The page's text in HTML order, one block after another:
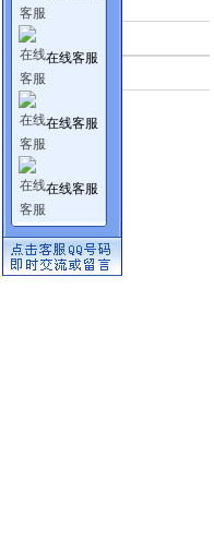
行业资讯
在线客服
在线客服
在线客服